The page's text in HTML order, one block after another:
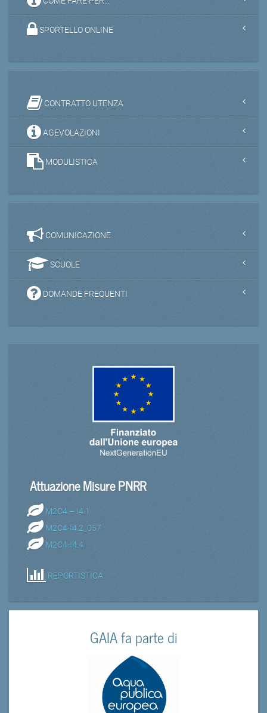
SPORTELLO ONLINE
CONTRATTO UTENZA
AGEVOLAZIONI
MODULISTICA
COMUNICAZIONE
SCUOLE
DOMANDE FREQUENTI
Attuazione Misure PNRR
M2C4 – I4.1
M2C4-I4.2_057
M2C4-I4.4
REPORTISTICA
GAIA fa parte di